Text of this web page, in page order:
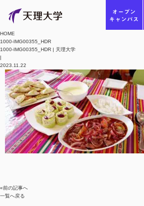
オープン
キャンパス
HOME
1000-IMG00355_HDR
1000-IMG00355_HDR | 天理大学
|
2023.11.22
«前の記事へ
一覧へ戻る